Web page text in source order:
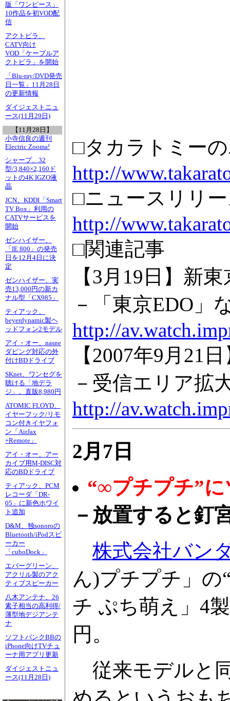
版「ワンピース」
10作品を初VOD配
信
アクトビラ、
CATV向け
VOD「ケーブルア
クトビラ」を開始
「Blu-ray/DVD発売
日一覧」11月28日
の更新情報
ダイジェストニュ
ース(11月29日)
【11月28日】
小寺信良の週刊
Electric Zooma!
シャープ、32
型/3,840×2,160ド
ットの4K IGZO液
晶
JCN、KDDI「Smart
TV Box」利用の
CATVサービスを
開始
ゼンハイザー、
「IE 800」の発売
日を12月4日に決
定
ゼンハイザー、実
売13,000円の新カ
ナル型「CX985」
ティアック、
beyerdynamic製ヘ
ッドフォン2モデル
アイ・オー、nasne
ダビング対応の外
付けBDドライブ
SKnet、ワンセグを
聴ける「地デラ
ジ」。直販8,980円
ATOMIC FLOYD、
イヤーフック/リモ
コン付きイヤフォ
ン「AirJax
+Remote」
アイ・オー、アー
カイブ用M-DISC対
応のBDドライブ
ティアック、PCM
レコーダ「DR-
05」に新色ホワイ
ト追加
D&M、独sonoroの
Bluetooth/iPodスピ
ーカー
「cuboDock」
エバーグリーン、
アクリル製のアク
ティブスピーカー
八木アンテナ、26
素子相当の高利得/
薄型地デジアンテ
ナ
ソフトバンクBBの
iPhone向けTVチュ
ーナ用アプリ更新
ダイジェストニュ
ース(11月28日)
□タカラトミー
http://
□ニュースリリ
http://
□関連記事
【3月19日】新
－「東京EDO」
http://
【2007年9月21
－受信エリア拡
http://
2月7日
“∞プチプチ”
－放置すると釘
株式会社バン
ん)プチプチ」
チ ぷち萌え」4
円。
従来モデルと